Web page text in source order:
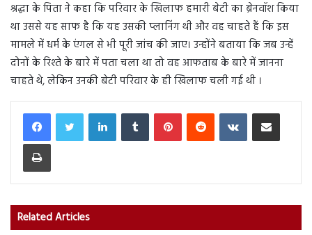
श्रद्धा के पिता ने कहा कि परिवार के खिलाफ हमारी बेटी का ब्रेनवॉश किया
था उससे यह साफ है कि यह उसकी प्लानिंग थी और वह चाहते हैं कि इस
मामले में धर्म के एंगल से भी पूरी जांच की जाए। उन्होंने बताया कि जब उन्हें
दोनों के रिश्ते के बारे में पता चला था तो वह आफताब के बारे में जानना
चाहते थे, लेकिन उनकी बेटी परिवार के ही खिलाफ चली गई थी ।
LinkedInTumblr PinterestReddit VKontakteShare via Email
Print
Related Articles